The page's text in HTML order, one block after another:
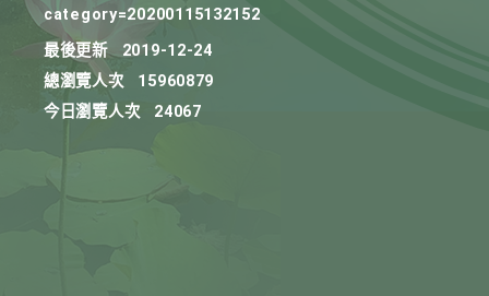
category=20200115132152
最後更新
2019-12-24
總瀏覽人次
15960879
今日瀏覽人次
24067